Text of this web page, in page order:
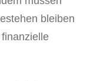
bleiben